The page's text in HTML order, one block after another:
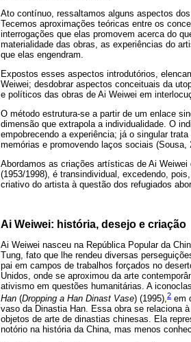
Ato contínuo, ressaltamos alguns aspectos
Tecemos aproximações teóricas entre os
interrogações que elas promovem acerca do
materialidade das obras, as experiências do
que elas engendram.
Expostos esses aspectos introdutórios,
Weiwei; desdobrar aspectos conceituais da
e políticos das obras de Ai Weiwei em
O método estrutura-se a partir de um enlace
dimensão que extrapola a individualidade. O
empobrecendo a experiência; já o singular
memórias e promovendo laços sociais (Sousa,
Abordamos as criações artísticas de Ai
(1953/1998), é transindividual, excedendo,
criativo do artista à questão dos refugiados
Ai Weiwei: história, desejo e criação
Ai Weiwei nasceu na República Popular da
Tung, fato que lhe rendeu diversas
pai em campos de trabalhos forçados no
Unidos, onde se aproximou da arte
ativismo em questões humanitárias. A
Han (Dropping a Han Dinast Vase) (1995),2 em
vaso da Dinastia Han. Essa obra se relaciona
objetos de arte de dinastias chinesas. Ela
notório na história da China, mas menos